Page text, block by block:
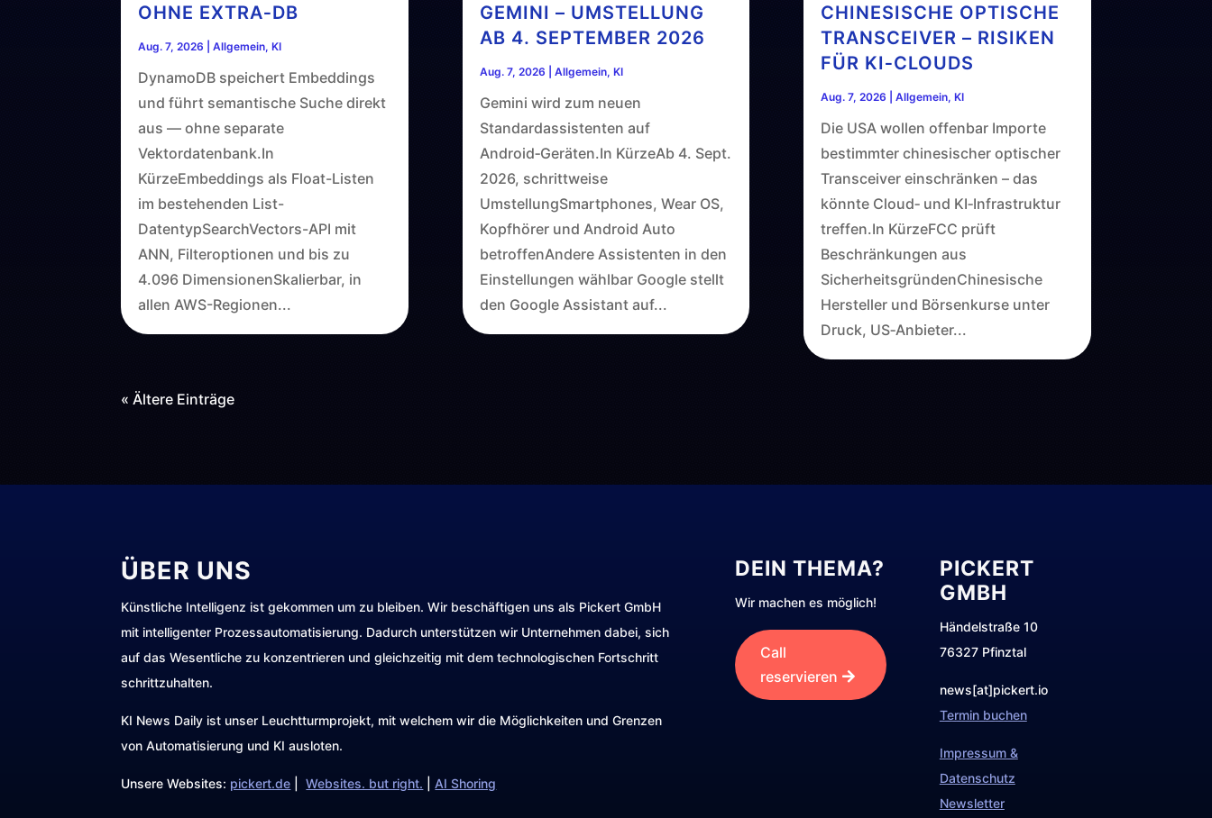
OHNE EXTRA‑DB
Aug. 7, 2026 |Allgemein,KI
DynamoDB speichert Embeddings
und führt semantische Suche direkt
aus — ohne separate
Vektordatenbank.In
KürzeEmbeddings als Float-Listen
im bestehenden List-
DatentypSearchVectors-API mit
ANN, Filteroptionen und bis zu
4.096 DimensionenSkalierbar, in
allen AWS-Regionen...
GEMINI – UMSTELLUNG
AB 4. SEPTEMBER 2026
Aug. 7, 2026 Allgemein, KI
Gemini wird zum neuen
Standardassistenten auf
Android‑Geräten.In KürzeAb 4. Sept.
2026, schrittweise
UmstellungSmartphones, Wear OS,
Kopfhörer und Android Auto
betroffenAndere Assistenten in den
Einstellungen wählbar Google stellt
den Google Assistant auf...
CHINESISCHE OPTISCHE
TRANSCEIVER – RISIKEN
FÜR KI‑CLOUDS
Aug. 7, 2026 Allgemein, KI
Die USA wollen offenbar Importe
bestimmter chinesischer optischer
Transceiver einschränken – das
könnte Cloud‑ und KI‑Infrastruktur
treffen.In KürzeFCC prüft
Beschränkungen aus
SicherheitsgründenChinesische
Hersteller und Börsenkurse unter
Druck, US‑Anbieter...
« Ältere Einträge
ÜBER UNS
Künstliche Intelligenz ist gekommen um zu bleiben. Wir beschäftigen uns als Pickert GmbH
mit intelligenter Prozessautomatisierung. Dadurch unterstützen wir Unternehmen dabei, sich
auf das Wesentliche zu konzentrieren und gleichzeitig mit dem technologischen Fortschritt
schrittzuhalten.
KI News Daily ist unser Leuchtturmprojekt, mit welchem wir die Möglichkeiten und Grenzen
von Automatisierung und KI ausloten.
Unsere Websites: pickert.de |Websites. but right. |AI Shoring
DEIN THEMA?
Wir machen es möglich!
Call
reservieren
PICKERT
GMBH
Händelstraße 10
76327 Pfinztal
news[at]pickert.io
Termin buchen
Impressum &
Datenschutz
Newsletter